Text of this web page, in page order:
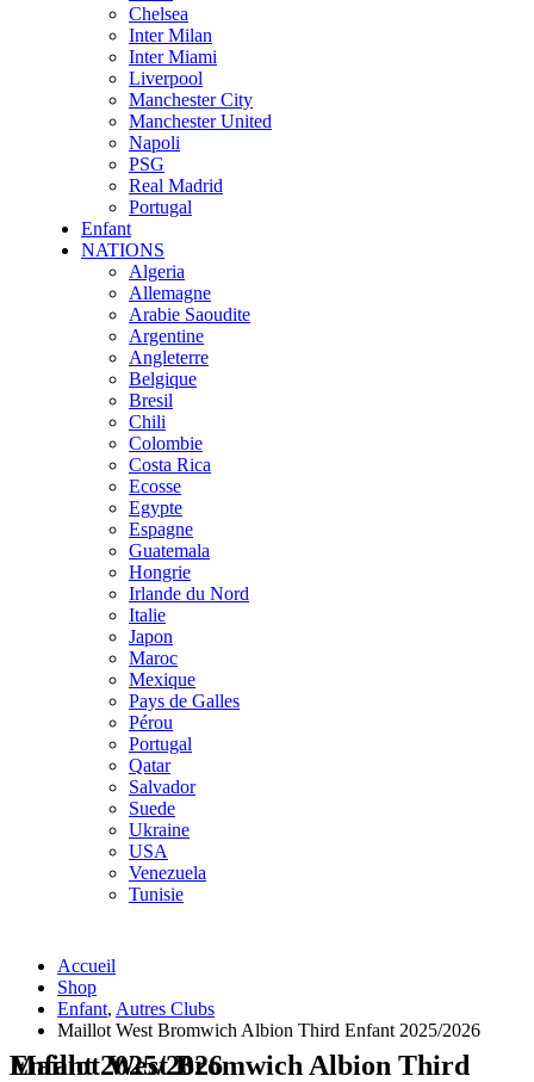
Chelsea
Inter Milan
Inter Miami
Liverpool
Manchester City
Manchester United
Napoli
PSG
Real Madrid
Portugal
Enfant
NATIONS
Algeria
Allemagne
Arabie Saoudite
Argentine
Angleterre
Belgique
Bresil
Chili
Colombie
Costa Rica
Ecosse
Egypte
Espagne
Guatemala
Hongrie
Irlande du Nord
Italie
Japon
Maroc
Mexique
Pays de Galles
Pérou
Portugal
Qatar
Salvador
Suede
Ukraine
USA
Venezuela
Tunisie
Accueil
Shop
Enfant, Autres Clubs
Maillot West Bromwich Albion Third Enfant 2025/2026
Maillot West Bromwich Albion Third Enfant 2025/2026